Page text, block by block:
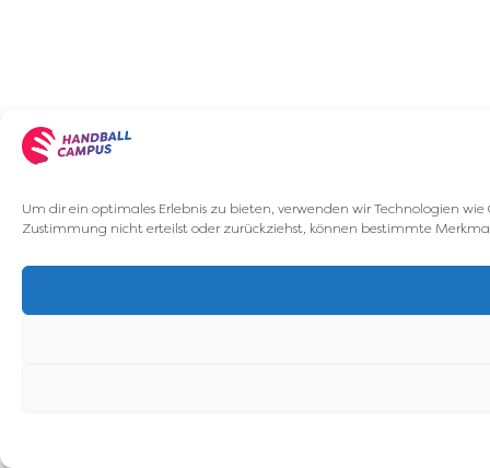
Um dir ein optimales Erlebnis zu bieten, verwenden wir Technologien
Zustimmung nicht erteilst oder zurückziehst, können bestimmte